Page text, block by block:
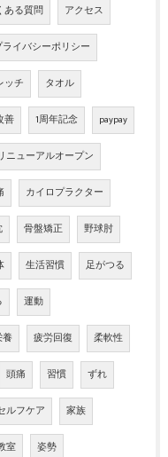
ある質問 アクセス
ライバシーポリシー
ッチ タオル
善 1周年記念 paypay
ニューアルオープン
カイロプラクター
骨盤矯正 野球肘
生活習慣 足がつる
運動
疲労回復 柔軟性
頭痛 習慣 ずれ
ルフケア 家族
室 姿勢